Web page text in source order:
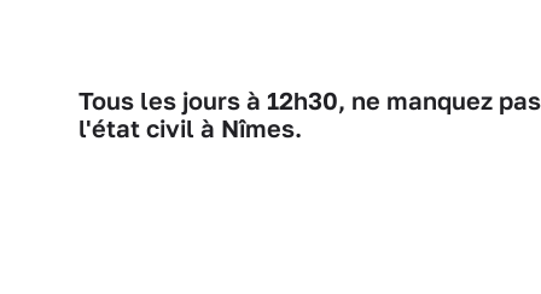
Tous les jours à 12h30, ne manquez pas
l'état civil à Nîmes.